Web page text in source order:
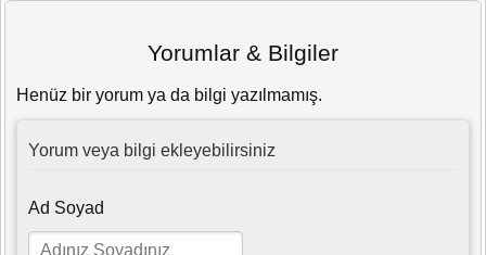
Yorumlar & Bilgiler
Henüz bir yorum ya da bilgi yazılmamış.
Yorum veya bilgi ekleyebilirsiniz
Ad Soyad